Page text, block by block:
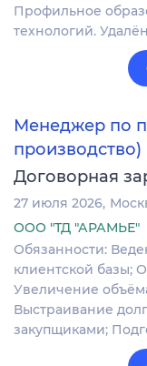
Профильное
технологий.
Менеджер по
производство)
Договорная
27 июля 2026
ООО "ТД "АРАМЬЕ"
Обязанности:
клиентской базы;
Увеличение
Выстраивание
закупщиками;